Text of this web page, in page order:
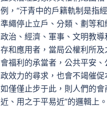
例，“汗青中的戶籍軌制是指
準繩停止立戶、分類、劃等
政治、經濟、軍事、文明教
存和應用者，當局公權利所及
會福利的承當者，公共平安
政效力的尋求，也會不竭催
如僅僅止步于此，則人們的
近、用之于平易近”的邏輯上。